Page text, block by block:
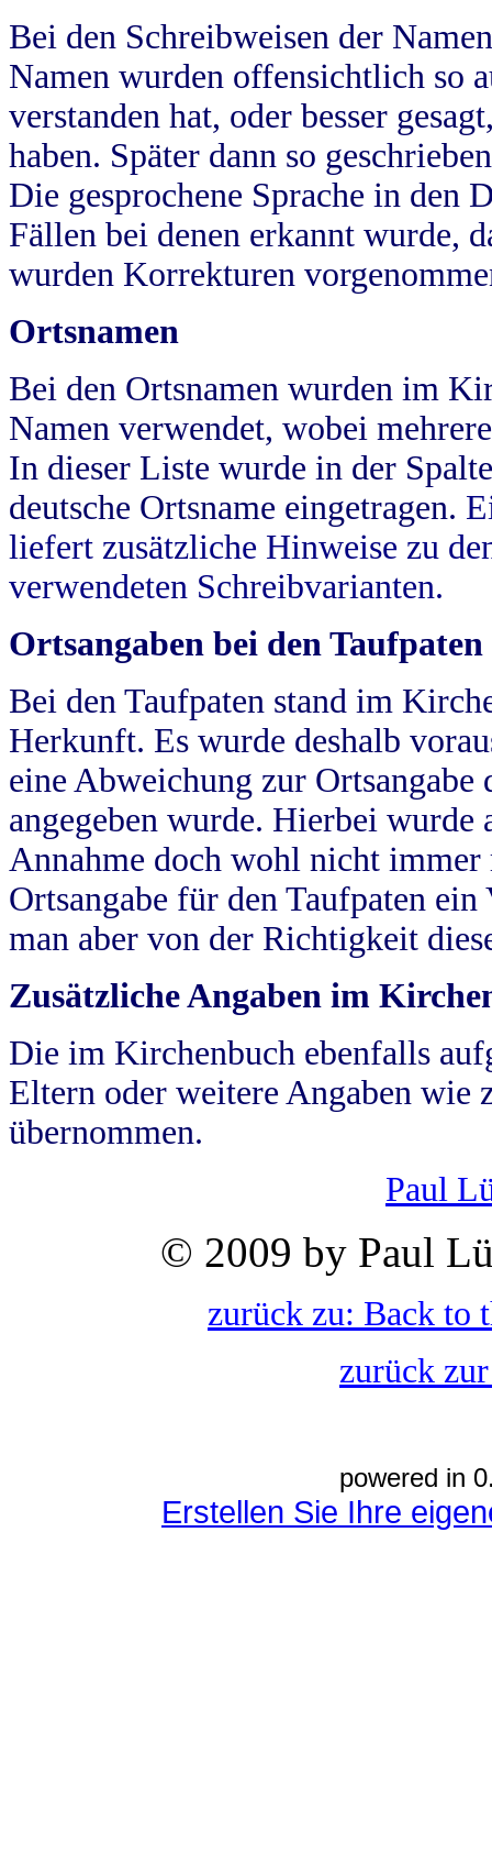
Bei den Schreibweisen der
Namen wurden offensichtlich so
verstanden hat, oder besser
haben. Später dann so
Die gesprochene Sprache in
Fällen bei denen erkannt wurde,
wurden Korrekturen
Ortsnamen
Bei den Ortsnamen wurden im
Namen verwendet, wobei
In dieser Liste wurde in der
deutsche Ortsname eingetragen.
liefert zusätzliche Hinweise zu
verwendeten Schreibvarianten.
Ortsangaben bei den Taufpaten
Bei den Taufpaten stand im
Herkunft. Es wurde deshalb
eine Abweichung zur
angegeben wurde. Hierbei wurde
Annahme doch wohl nicht
Ortsangabe für den Taufpaten
man aber von der Richtigkeit
Zusätzliche Angaben im
Die im Kirchenbuch ebenfalls
Eltern oder weitere Angaben wie
übernommen.
Paul
© 2009 by Paul
zurück zu: Back to
zurück
powered in
Erstellen Sie Ihre